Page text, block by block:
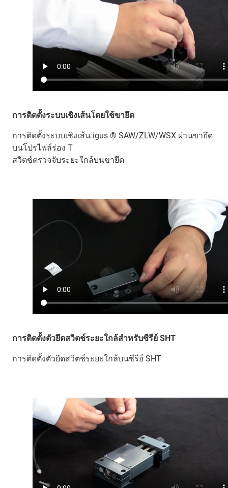
การติดตั้งระบบเชิงเส้นโดยใช้ขายึด
การติดตั้งระบบเชิงเส้น igus ® SAW/ZLW/WSX ผ่านขายึด
บนโปรไฟล์ร่อง T
สวิตช์ตรวจจับระยะใกล้บนขายึด
การติดตั้งตัวยึดสวิตช์ระยะใกล้สำหรับซีรีย์ SHT
การติดตั้งตัวยึดสวิตช์ระยะใกล้บนซีรีย์ SHT